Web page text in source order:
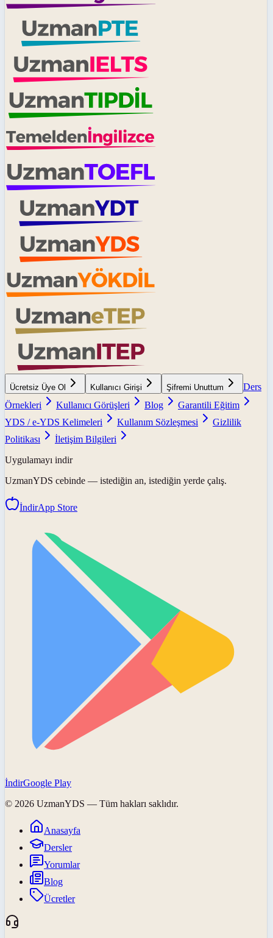
Ücretsiz Üye Ol Kullanıcı Girişi Şifremi Unuttum
Ders
Örnekleri
Kullanıcı Görüşleri Blog
Garantili Eğitim
YDS / e-YDS Kelimeleri
Kullanım Sözleşmesi
Gizlilik
Politikası
İletişim Bilgileri
Uygulamayı indir
UzmanYDS cebinde — istediğin an, istediğin yerde çalış.
İndirApp Store
İndirGoogle Play
© 2026 UzmanYDS — Tüm hakları saklıdır.
Anasayfa
Dersler
Yorumlar
Blog
Ücretler